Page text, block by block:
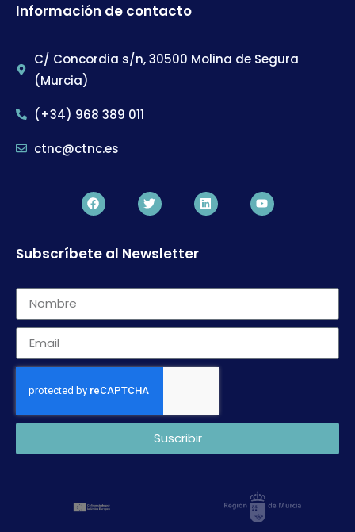
Información de contacto
C/ Concordia s/n, 30500 Molina de Segura
(Murcia)
(+34) 968 389 011
ctnc@ctnc.es
Subscríbete al Newsletter
Suscribir